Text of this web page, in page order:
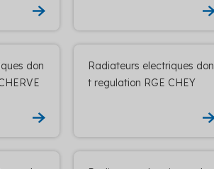
don
Radiateurs electriques don
t regulation RGE CHEY